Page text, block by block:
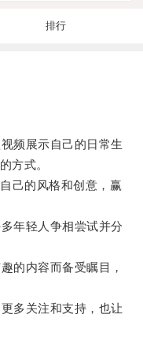
排行
频展示自己的日常生
方式。
己的风格和创意，赢
年轻人争相尝试并分
内容而备受瞩目，
多关注和支持，也让